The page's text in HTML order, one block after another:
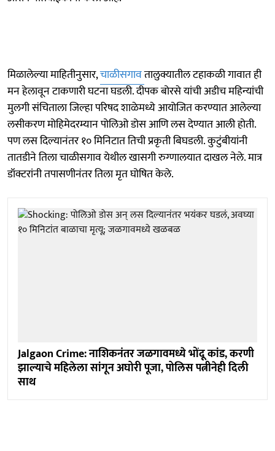
मिळालेल्या माहितीनुसार,चाळीसगावतालुक्यातील टहाकळी गावात ही
मन हेलावून टाकणारी घटना घडली. दीपक बोरसे यांची अडीच महिन्यांची
मुलगी संचिताला जिल्हा परिषद शाळेमध्ये आयोजित करण्यात आलेल्या
लसीकरण मोहिमेदरम्यान पोलिओ डोस आणि लस देण्यात आली होती.
पण लस दिल्यानंतर १० मिनिटात तिची प्रकृती बिघडली. कुटुंबीयांनी
तातडीने तिला चाळीसगाव येथील खासगी रुग्णालयात दाखल नेले. मात्र
डॉक्टरांनी तपासणीनंतर तिला मृत घोषित केले.
Jalgaon Crime: नाशिकनंतर जळगावमध्ये भोंदू कांड, करणी
झाल्याचे महिलेला सांगून अघोरी पूजा, पोलिस पत्नीनेही दिली
साथ